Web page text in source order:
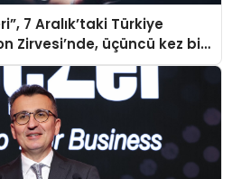
7 Aralık’taki Türkiye
Zirvesi’nde, üçüncü kez bir